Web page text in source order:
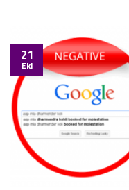
21
Eki